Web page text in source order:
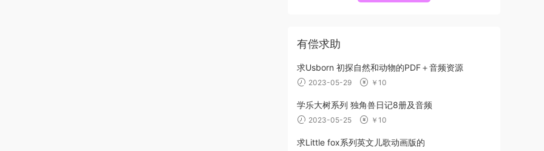
有偿求助
求Usborn 初探自然和动物的PDF＋音频资源
2023-05-29 ￥10
学乐大树系列 独角兽日记8册及音频
2023-05-25 ￥10
求Little fox系列英文儿歌动画版的